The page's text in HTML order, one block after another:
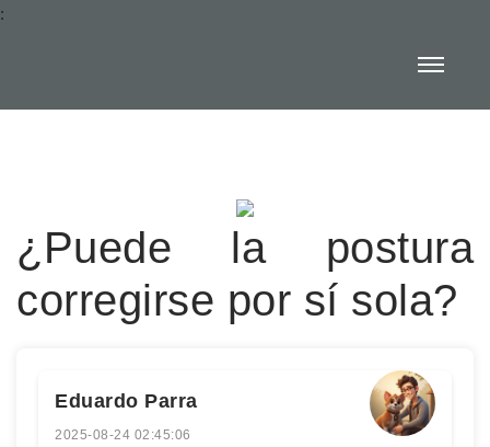
:
¿Puede la postura
corregirse por sí sola?
Eduardo Parra
2025-08-24 02:45:06